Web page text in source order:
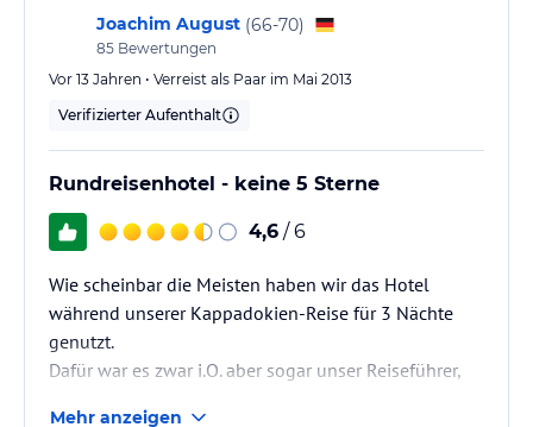
besserer Alternativen für einen Wanderurlaub oder…
Joachim August (66-70)
85 Bewertungen
Vor 13 Jahren • Verreist als Paar im Mai 2013
Verifizierter Aufenthalt
Rundreisenhotel - keine 5 Sterne
4,6 / 6
Wie scheinbar die Meisten haben wir das Hotel
während unserer Kappadokien-Reise für 3 Nächte
genutzt.
Dafür war es zwar i.O. aber sogar unser Reiseführer,
Mehr anzeigen